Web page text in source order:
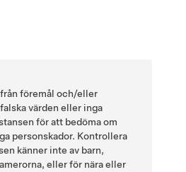
föremål och/eller
värden eller inga
för att bedöma om
personskador. Kontrollera
känner inte av barn,
eller för nära eller